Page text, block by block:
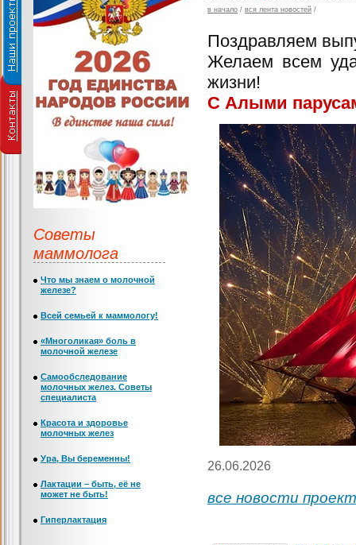
в начало / вся лента новостей /
Поздравляем
Желаем всем
жизни!
С Алыми
26.06.2026
все новости
Советы
маммолога
Что мы знаем о молочной
железе?
Всей семьей к маммологу!
«Многоликая» боль в
молочной железе
Самообследование
молочных желез. Советы
специалиста
Красота и здоровье
молочных желез
Ура, Вы беременны!
Лактации – быть, её не
может не быть!
Гиперлактация